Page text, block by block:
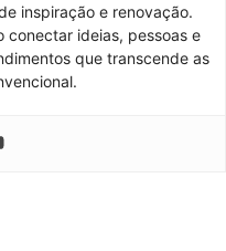
inspiração e renovação.
conectar ideias, pessoas e
que transcende as